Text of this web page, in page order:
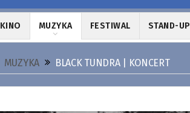
KINO MUZYKA FESTIWAL STAND-UP
MUZYKA BLACK TUNDRA | KONCERT